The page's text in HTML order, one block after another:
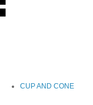
CUP AND CONE